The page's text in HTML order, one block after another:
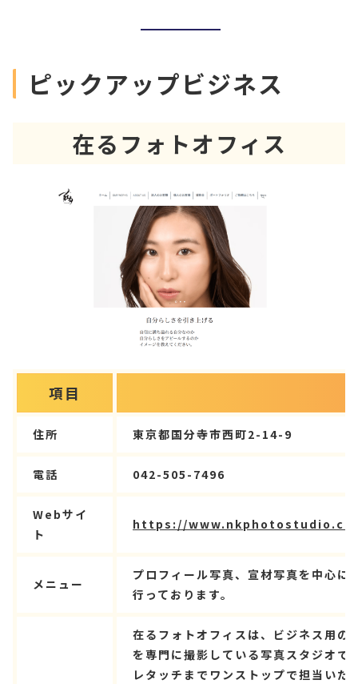
ピックアップビジネス
在るフォトオフィス
項目
住所 東京都国分寺市西町2-14-9
電話 042-505-7496
Webサイ
ト
https://
メニュー
プロフィール写真、宣材写真を中心
行っております。
在るフォトオフィスは、ビジネス用の
を専門に撮影している写真スタジオで
レタッチまでワンストップで担当い